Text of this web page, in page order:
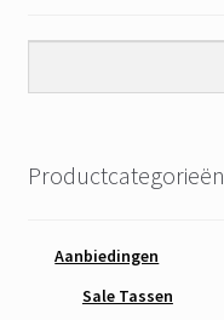
Productcategorieën
Aanbiedingen
Sale Tassen